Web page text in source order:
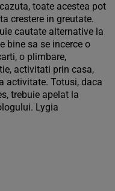
toate acestea pot
crestere in greutate.
cautate alternative la
bine sa se incerce o
o plimbare,
activitati prin casa,
activitate. Totusi, daca
trebuie apelat la
Lygia